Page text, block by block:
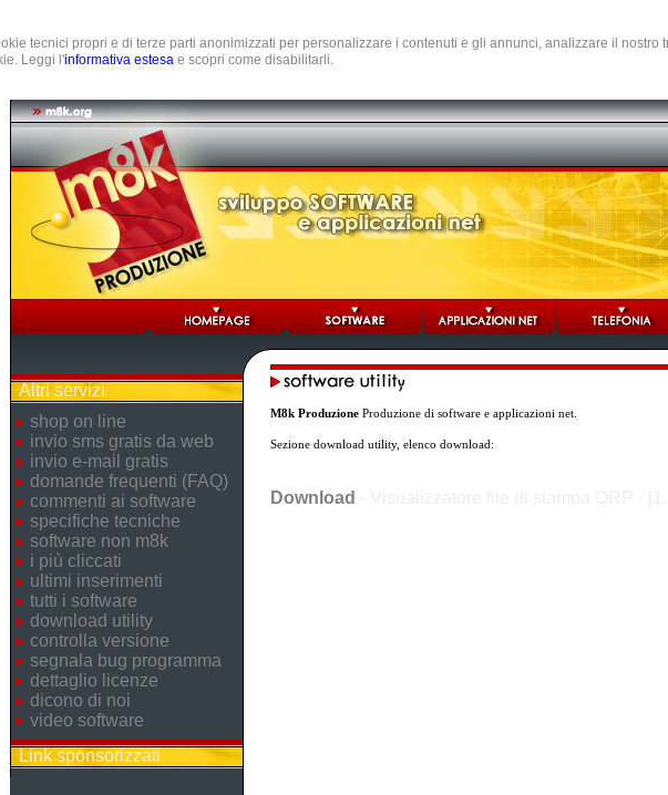
tecnici propri e di terze parti anonimizzati per personalizzare i contenuti e gli annunci, analizzare il nostro
Leggi l'informativa estesa e scopri come disabilitarli.
Altri servizi
shop on line
invio sms gratis da web
invio e-mail gratis
domande frequenti (FAQ)
commenti ai software
specifiche tecniche
software non m8k
i più cliccati
ultimi inserimenti
tutti i software
download utility
controlla versione
segnala bug programma
dettaglio licenze
dicono di noi
video software
Link sponsorizzati
M8k Produzione Produzione di software e applicazioni net.
Sezione download utility, elenco download:
Download